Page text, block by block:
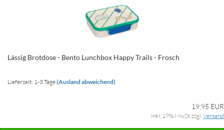
Lässig Brotdose - Bento Lunchbox Happy Trails - Frosch
Lieferzeit: 1-3 Tage(Ausland abweichend)
19,95 EUR
inkl. 19% MwSt. zzgl. Versand